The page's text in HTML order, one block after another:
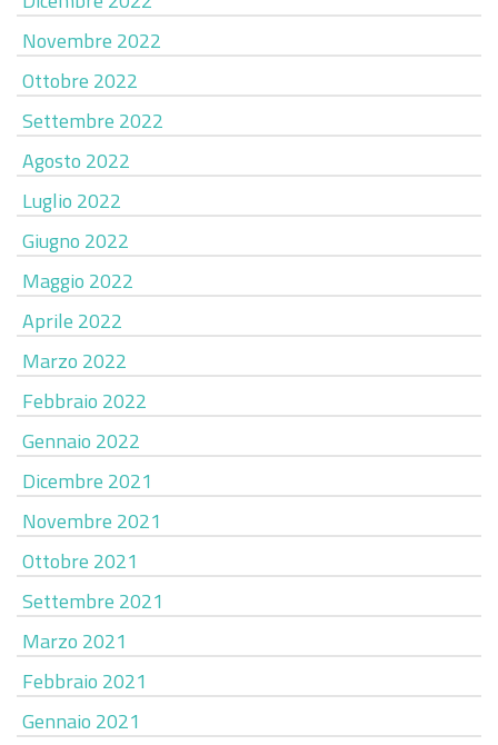
Novembre 2022
Ottobre 2022
Settembre 2022
Agosto 2022
Luglio 2022
Giugno 2022
Maggio 2022
Aprile 2022
Marzo 2022
Febbraio 2022
Gennaio 2022
Dicembre 2021
Novembre 2021
Ottobre 2021
Settembre 2021
Marzo 2021
Febbraio 2021
Gennaio 2021